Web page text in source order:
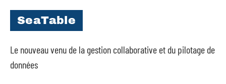
SeaTable
Le nouveau venu de la gestion collaborative et du pilotage de
données